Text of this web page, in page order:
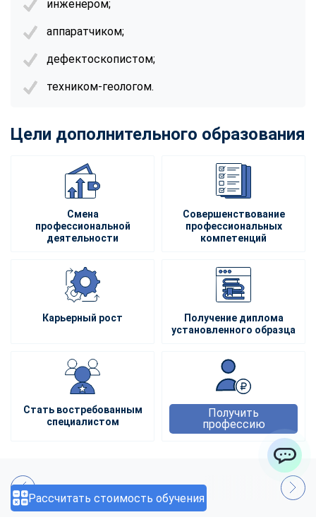
Рассчитать стоимость обучения
инженером;
аппаратчиком;
дефектоскопистом;
техником-геологом.
Цели дополнительного образования
Смена
профессиональной
деятельности
Совершенствование
профессиональных
компетенций
Карьерный рост
Получение диплома
установленного образца
Стать востребованным
специалистом
Получить
профессию
Telegram
Vkontakte